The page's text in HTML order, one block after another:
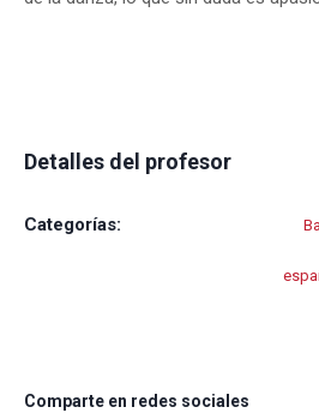
Detalles del profesor
Categorías:
Comparte en redes sociales